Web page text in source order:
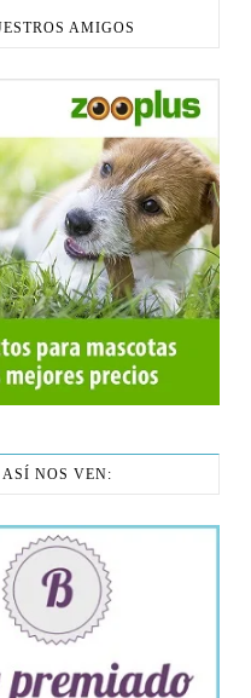
AMIGOS
ASÍ NOS VEN: